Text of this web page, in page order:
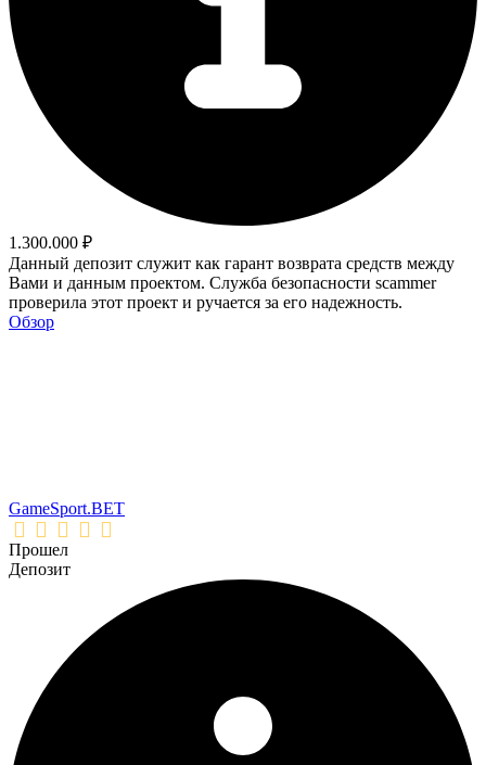
1.300.000 ₽
Данный депозит служит как гарант возврата средств между
Вами и данным проектом. Служба безопасности scammer
проверила этот проект и ручается за его надежность.
Обзор
GameSport.BET
Прошел
Депозит